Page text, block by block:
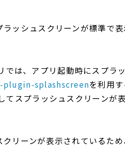
ッシュスクリーンが標準で
は、アプリ起動時にスプラ
plugin-splashscreenを利用
スプラッシュスクリーンが表
クリーンが表示されている